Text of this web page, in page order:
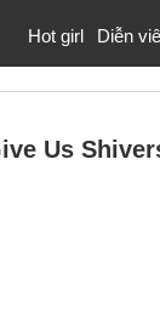
Hot girl Diễn